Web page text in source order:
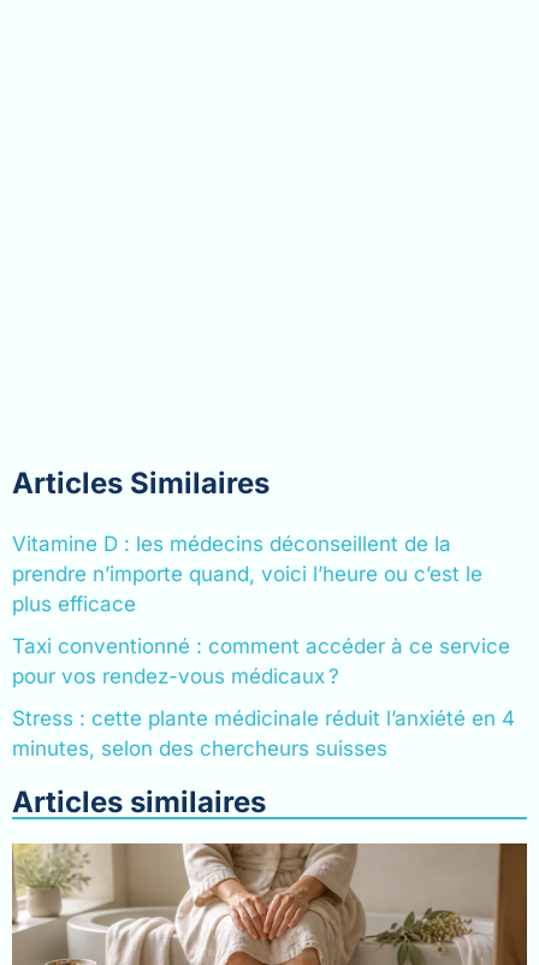
Articles Similaires
Vitamine D : les médecins déconseillent de la
prendre n’importe quand, voici l’heure ou c’est le
plus efficace
Taxi conventionné : comment accéder à ce service
pour vos rendez-vous médicaux ?
Stress : cette plante médicinale réduit l’anxiété en 4
minutes, selon des chercheurs suisses
Articles similaires